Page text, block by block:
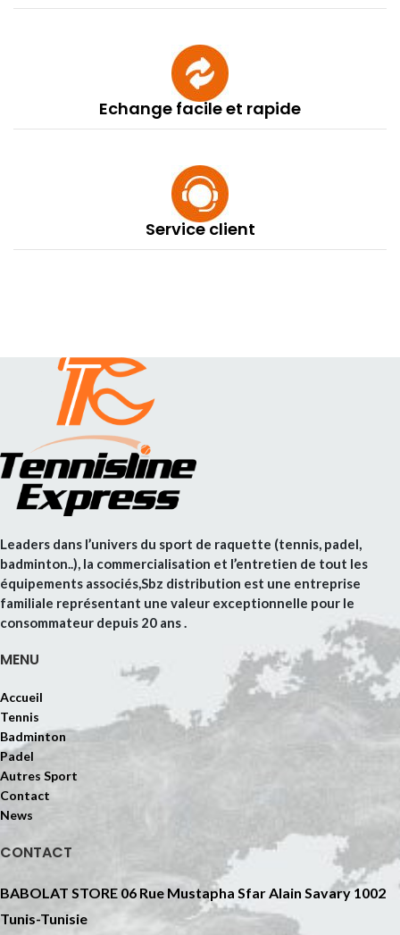
Echange facile et rapide
Service client
Leaders dans l’univers du sport de raquette (tennis, padel,
badminton..), la commercialisation et l’entretien de tout les
équipements associés,Sbz distribution est une entreprise
familiale représentant une valeur exceptionnelle pour le
consommateur depuis 20 ans .
MENU
Accueil
Tennis
Badminton
Padel
Autres Sport
Contact
News
CONTACT
BABOLAT STORE 06 Rue Mustapha Sfar Alain Savary 1002
Tunis-Tunisie